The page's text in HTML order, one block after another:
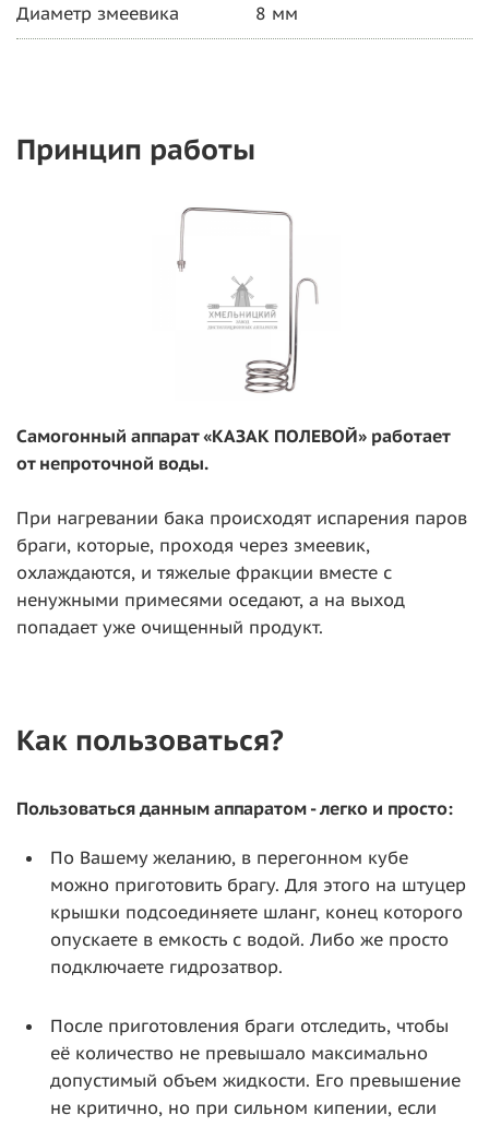
Диаметр змеевика 8 мм
Принцип работы
Самогонный аппарат «КАЗАК ПОЛЕВОЙ» работает
от непроточной воды.
При нагревании бака происходят испарения паров
браги, которые, проходя через змеевик,
охлаждаются, и тяжелые фракции вместе с
ненужными примесями оседают, а на выход
попадает уже очищенный продукт.
Как пользоваться?
Пользоваться данным аппаратом - легко и просто:
По Вашему желанию, в перегонном кубе
можно приготовить брагу. Для этого на штуцер
крышки подсоединяете шланг, конец которого
опускаете в емкость с водой. Либо же просто
подключаете гидрозатвор.
После приготовления браги отследить, чтобы
её количество не превышало максимально
допустимый объем жидкости. Его превышение
не критично, но при сильном кипении, если